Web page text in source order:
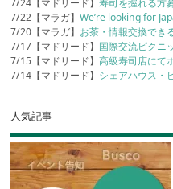
7/24【マドリード】寿司を握れる方
7/22【マラガ】We’re looking for
7/20【マラガ】 お茶・情報交換でき
7/17【マドリード】 国際交流ピクニ
7/15【マドリード】高級寿司店にて
7/14【マドリード】 シェアハウス・
人気記事